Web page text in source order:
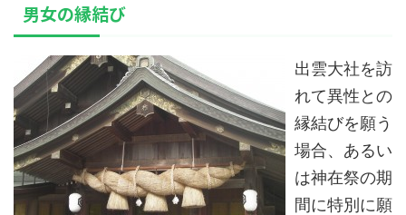
男女の縁結び
出雲大社を訪
れて異性との
縁結びを願う
場合、あるい
は神在祭の期
間に特別に願